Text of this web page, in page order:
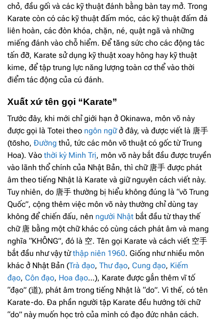
chỏ, đầu gối và các kỹ thuật đánh bằng bàn tay mở. Trong
Karate còn có các kỹ thuật đấm móc, các kỹ thuật đấm đá
liên hoàn, các đòn khóa, chặn, né, quật ngã và những
miếng đánh vào chỗ hiểm. Để tăng sức cho các động tác
tấn đỡ, Karate sử dụng kỹ thuật xoay hông hay kỹ thuật
kime, để tập trung lực năng lượng toàn cơ thể vào thời
điểm tác động của cú đánh.
Xuất xứ tên gọi “Karate”
Trước đây, khi mới chỉ giới hạn ở Okinawa, môn võ này
được gọi là Totei theo ngôn ngữở đây, và được viết là 唐手
(tōsho, Đường thủ, tức các môn võ thuật có gốc từ Trung
Hoa). Vào thời kỳ Minh Trị, môn võ này bắt đầu được truyền
vào lãnh thổ chính của Nhật Bản, thì chữ 唐手 được phát
âm theo tiếng Nhật là Karate và giữ nguyên cách viết này.
Tuy nhiên, do 唐手 thường bị hiểu không đúng là “võ Trung
Quốc”, cộng thêm việc môn võ này thường chỉ dùng tay
không để chiến đấu, nên người Nhật bắt đầu từ thay thế
chữ 唐 bằng một chữ khác có cùng cách phát âm và mang
nghĩa “KHÔNG”, đó là 空. Tên gọi Karate và cách viết 空手
bắt đầu như vậy từthập niên 1960. Giống như nhiều môn
khác ở Nhật Bản (Trà đạo, Thư đạo, Cung đạo, Kiếm
đạo, Côn đạo, Hoa đạo…), Karate được gắn thêm vĩ tố
“đạo” (道), phát âm trong tiếng Nhật là “do”. Vì thế, có tên
Karate-do. Đa phần người tập Karate đều hướng tới chữ
“do” này muốn học trò của mình có đạo đức nhân cách.